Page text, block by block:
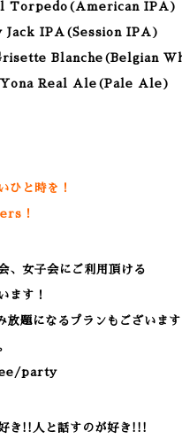
Torpedo (American IPA)
Jack IPA (Session IPA)
Blanche(Belgian
Real Ale(Pale Ale)
ひと時を！
！
、女子会にご利用頂ける
ます！
題になるプランもございます
party
き!!人と話すのが好き!!!